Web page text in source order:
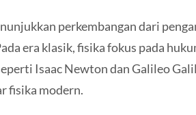
perkembangan dari
era klasik, fisika fokus pada
Isaac Newton dan Galileo
fisika modern.